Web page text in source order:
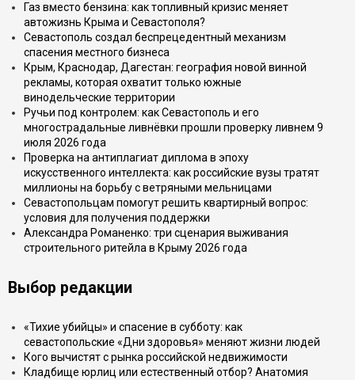
Газ вместо бензина: как топливный кризис меняет
автожизнь Крыма и Севастополя?
Севастополь создал беспрецедентный механизм
спасения местного бизнеса
Крым, Краснодар, Дагестан: география новой винной
рекламы, которая охватит только южные
винодельческие территории
Ручьи под контролем: как Севастополь и его
многострадальные ливнёвки прошли проверку ливнем 9
июля 2026 года
Проверка на антиплагиат диплома в эпоху
искусственного интеллекта: как российские вузы тратят
миллионы на борьбу с ветряными мельницами
Севастопольцам помогут решить квартирный вопрос:
условия для получения поддержки
Александра Романенко: три сценария выживания
строительного ритейла в Крыму 2026 года
Выбор редакции
«Тихие убийцы» и спасение в субботу: как
севастопольские «Дни здоровья» меняют жизни людей
Кого вычистят с рынка российской недвижимости
Кладбище юрлиц или естественный отбор? Анатомия